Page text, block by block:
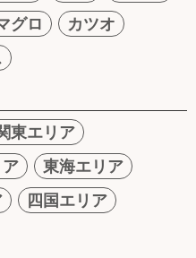
グロ
カツオ
東エリア
東海エリア
四国エリア